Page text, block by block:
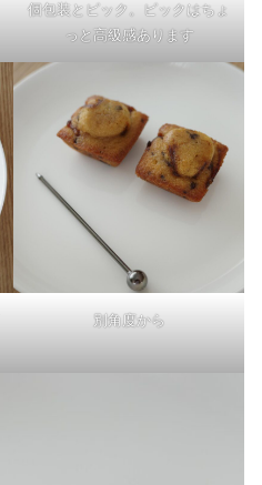
個包装とピック。ピックはちょ
っと高級感あります
別角度から